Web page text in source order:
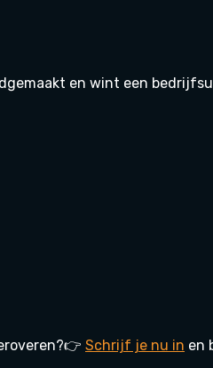
en wint een
Schrijf je nu in en